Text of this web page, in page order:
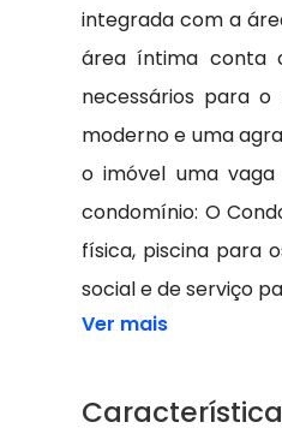
integrada com a
área íntima conta
necessários para
moderno e uma
o imóvel uma
condomínio: O
física, piscina para
social e de serviço
Ver mais